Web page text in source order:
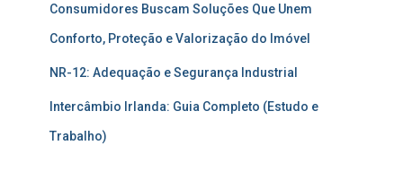
Consumidores Buscam Soluções Que Unem
Conforto, Proteção e Valorização do Imóvel
NR-12: Adequação e Segurança Industrial
Intercâmbio Irlanda: Guia Completo (Estudo e
Trabalho)